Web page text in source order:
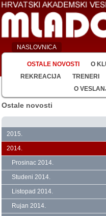
NASLOVNICA
OSTALE NOVOSTI O
REKREACIJA
TRENERI
O
Ostale novosti
2015.
2014.
Prosinac 2014.
Studeni 2014.
Listopad 2014.
Rujan 2014.